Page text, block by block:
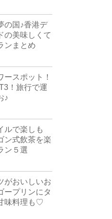
の国♪香港デ
の美味しくて
ンまとめ
ースポット！
！旅行で運
♪
ルで楽しも
ン式飲茶を楽
ン５選
がおいしいお
ープリンにタ
味料理も♡